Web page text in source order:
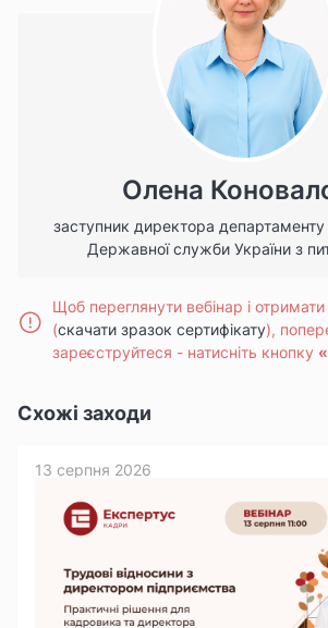
Олена
заступник директора департаменту
Державної служби України з
Щоб переглянути вебінар і
(скачати зразок сертифікату),
зареєструйтеся - натисніть кнопку
Схожі заходи
13 серпня 2026